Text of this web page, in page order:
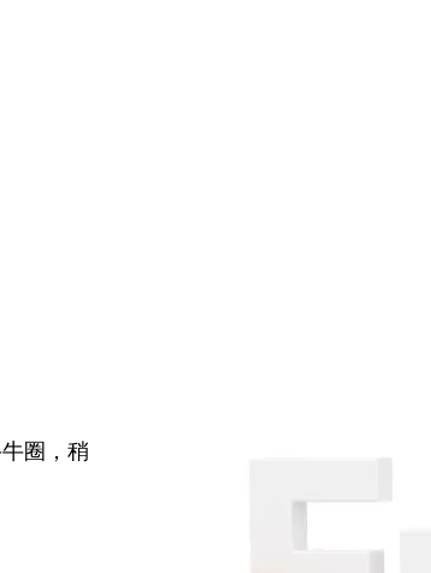
圈，稍